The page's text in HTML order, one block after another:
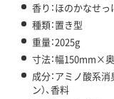
香り：ほのかなせっ
種類：置き型
重量：2025g
寸法：幅150mm×
成分：アミノ酸系消
ン）、香料